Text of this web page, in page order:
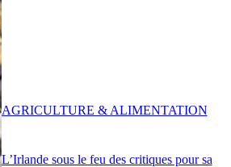
L’Irlande sous le feu des critiques pour sa
AGRICULTURE & ALIMENTATION